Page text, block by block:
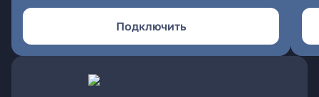
Подключить